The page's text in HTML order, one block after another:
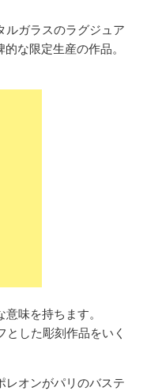
ルガラスのラグジュア
的な限定生産の作品。
意味を持ちます。
とした彫刻作品をいく
レオンがパリのバステ